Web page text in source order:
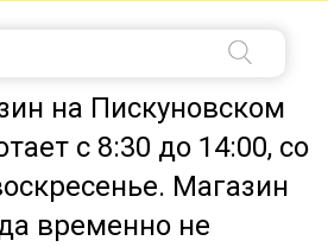
на Пискуновском
с 8:30 до 14:00, со
Магазин
временно не